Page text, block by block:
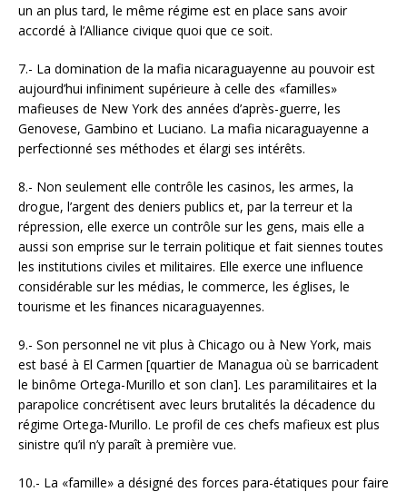
un an plus tard, le même régime est en place sans avoir
accordé à l’Alliance civique quoi que ce soit.
7.- La domination de la mafia nicaraguayenne au pouvoir est
aujourd’hui infiniment supérieure à celle des «familles»
mafieuses de New York des années d’après-guerre, les
Genovese, Gambino et Luciano. La mafia nicaraguayenne a
perfectionné ses méthodes et élargi ses intérêts.
8.- Non seulement elle contrôle les casinos, les armes, la
drogue, l’argent des deniers publics et, par la terreur et la
répression, elle exerce un contrôle sur les gens, mais elle a
aussi son emprise sur le terrain politique et fait siennes toutes
les institutions civiles et militaires. Elle exerce une influence
considérable sur les médias, le commerce, les églises, le
tourisme et les finances nicaraguayennes.
9.- Son personnel ne vit plus à Chicago ou à New York, mais
est basé à El Carmen [quartier de Managua où se barricadent
le binôme Ortega-Murillo et son clan]. Les paramilitaires et la
parapolice concrétisent avec leurs brutalités la décadence du
régime Ortega-Murillo. Le profil de ces chefs mafieux est plus
sinistre qu’il n’y paraît à première vue.
10.- La «famille» a désigné des forces para-étatiques pour faire